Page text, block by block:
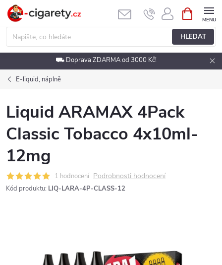
Přejít
obsah
HLEDAT
NÁKUPNÍ
KOŠÍK
⛟ Doprava ZDARMA od 3000 Kč!
E-liquid, náplně
Liquid ARAMAX 4Pack
Classic Tobacco 4x10ml-
12mg
1 hodnocení Podrobnosti hodnocení
Kód produktu: LIQ-LARA-4P-CLASS-12